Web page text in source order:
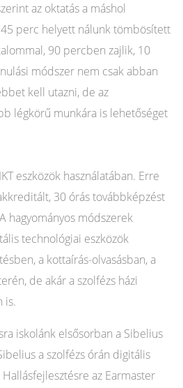
az oktatás a máshol
perc helyett nálunk tömbösített
90 percben zajlik, 10
módszer nem csak abban
kell utazni, de az
légkörű munkára is lehetőséget
eszközök használatában. Erre
30 órás továbbképzést
hagyományos módszerek
technológiai eszközök
a kottaírás-olvasásban, a
de akár a szolfézs házi
is.
iskolánk elsősorban a Sibelius
a szolfézs órán digitális
az Earmaster